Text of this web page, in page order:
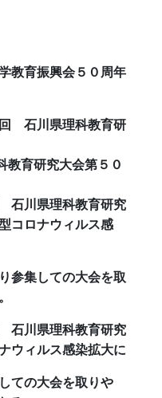
教育振興会５０周年
回 石川県理科教育研
大会第５０
石川県理科教育研究
コロナウィルス感
集しての大会を取
。
川県理科教育研究
ウィルス感染拡大に
会を取りや